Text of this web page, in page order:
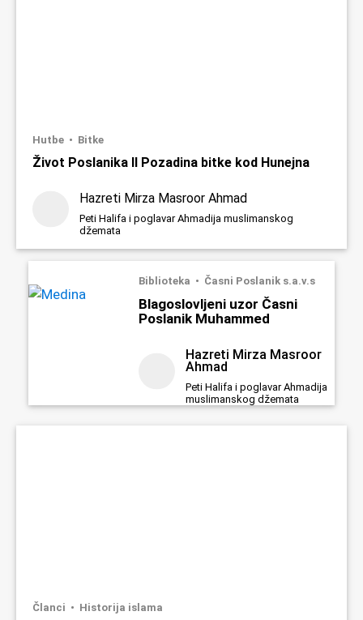
Hutbe Bitke
Život Poslanika II Pozadina bitke kod Hunejna
Hazreti Mirza Masroor Ahmad
Peti Halifa i poglavar Ahmadija muslimanskog
džemata
Biblioteka Časni Poslanik s.a.v.s
Blagoslovljeni uzor Časni
Poslanik Muhammed
Hazreti Mirza Masroor
Ahmad
Peti Halifa i poglavar Ahmadija
muslimanskog džemata
Članci Historija islama